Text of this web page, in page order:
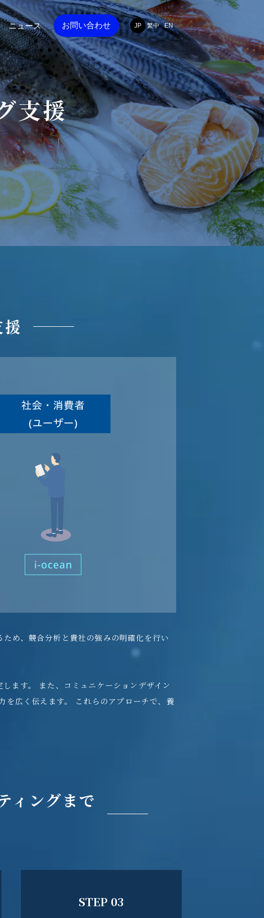
ニュース お問い合わせ JP 繁中 EN
支援
め、競合分析と貴社の強みの明確化を行い
ます。 また、コミュニケーションデザイン
を広く伝えます。 これらのアプローチで、養
ィングまで
STEP 03